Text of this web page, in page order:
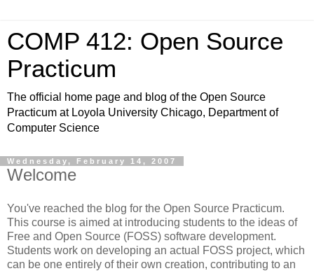
COMP 412: Open Source
Practicum
The official home page and blog of the Open Source
Practicum at Loyola University Chicago, Department of
Computer Science
Wednesday, February 14, 2007
Welcome
You've reached the blog for the Open Source Practicum.
This course is aimed at introducing students to the ideas of
Free and Open Source (FOSS) software development.
Students work on developing an actual FOSS project, which
can be one entirely of their own creation, contributing to an